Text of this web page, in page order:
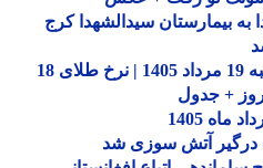
بیمارستان سیدالشهدا کرج
قیمت طلا و سکه امروز دوشنبه 19 مرداد 1405 | نرخ طلای 18
+ جدول
آتش سوزی شد